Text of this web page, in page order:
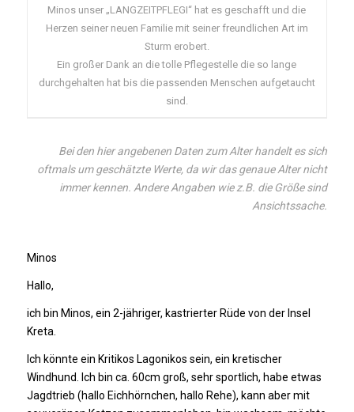
Minos unser „LANGZEITPFLEGI“ hat es geschafft und die
Herzen seiner neuen Familie mit seiner freundlichen Art im
Sturm erobert.
Ein großer Dank an die tolle Pflegestelle die so lange
durchgehalten hat bis die passenden Menschen aufgetaucht
sind.
Bei den hier angebenen Daten zum Alter handelt es sich
oftmals um geschätzte Werte, da wir das genaue Alter nicht
immer kennen. Andere Angaben wie z.B. die Größe sind
Ansichtssache.
Minos
Hallo,
ich bin Minos, ein 2-jähriger, kastrierter Rüde von der Insel
Kreta.
Ich könnte ein Kritikos Lagonikos sein, ein kretischer
Windhund. Ich bin ca. 60cm groß, sehr sportlich, habe etwas
Jagdtrieb (hallo Eichhörnchen, hallo Rehe), kann aber mit